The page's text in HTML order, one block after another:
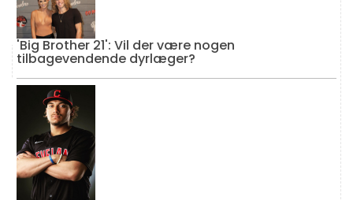
'Big Brother 21': Vil der være nogen
tilbagevendende dyrlæger?